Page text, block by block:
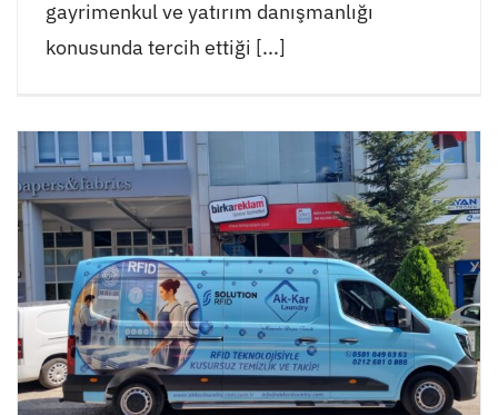
gayrimenkul ve yatırım danışmanlığı
konusunda tercih ettiği [...]